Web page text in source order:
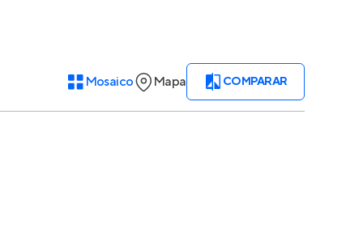
Entrar no Apto
Correção do INCC
Mosaico Mapa COMPARAR